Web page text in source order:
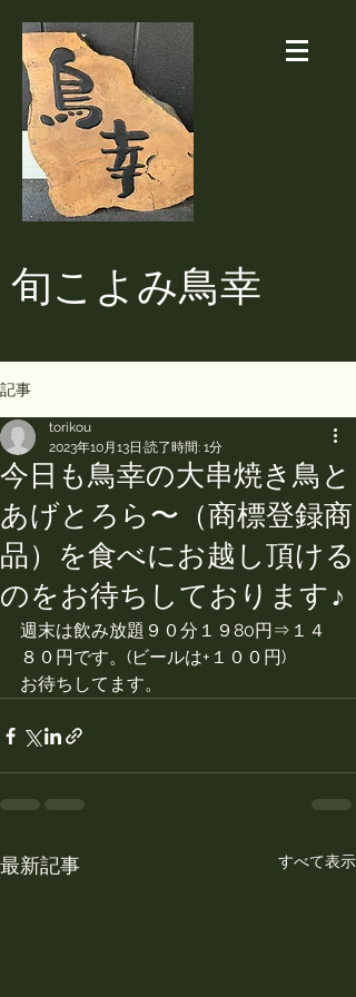
​旬こよみ鳥幸
記事
今日も鳥幸の大串焼き鳥と
あげとろら〜（商標登録商
品）を食べにお越し頂ける
のをお待ちしております♪
torikou
2023年10月13日 読了時間: 1分
週末は飲み放題９０分１９80円⇒１４
８０円です。(ビールは+１００円)
お待ちしてます。
最新記事 すべて表示